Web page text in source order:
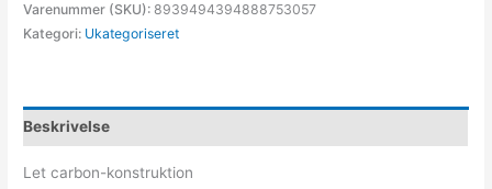
Varenummer (SKU):8939494394888753057
Kategori: Ukategoriseret
Beskrivelse
Let carbon-konstruktion